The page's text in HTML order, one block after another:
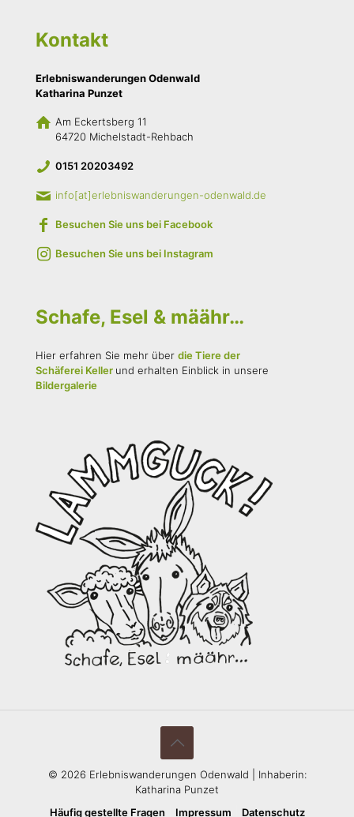
Kontakt
Erlebniswanderungen Odenwald
Katharina Punzet
Am Eckertsberg 11
64720 Michelstadt-Rehbach
0151 20203492
info[at]erlebniswanderungen-odenwald.de
Besuchen Sie uns bei Facebook
Besuchen Sie uns bei Instagram
Schafe, Esel & määhr…
Hier erfahren Sie mehr über die Tiere der
Schäferei Keller und erhalten Einblick in unsere
Bildergalerie
© 2026 Erlebniswanderungen Odenwald | Inhaberin:
Katharina Punzet
Häufig gestellte Fragen
Impressum Datenschutz